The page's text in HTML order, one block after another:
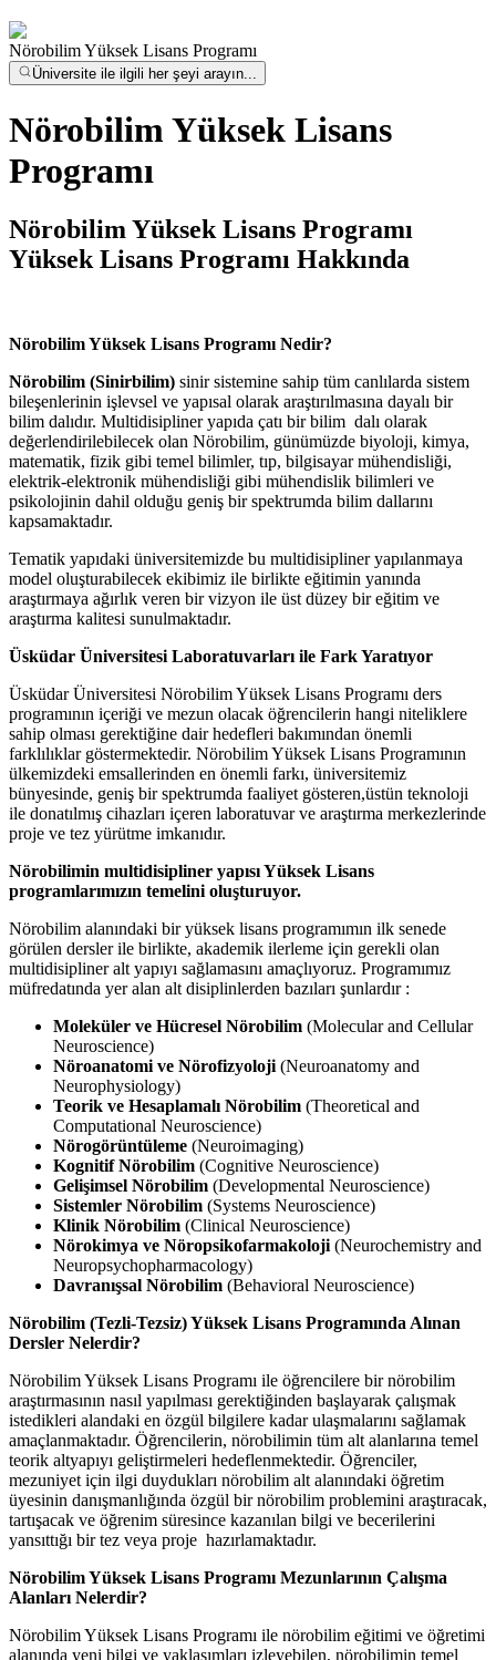
Nörobilim Yüksek Lisans Programı
Üniversite ile ilgili her şeyi arayın...
Nörobilim Yüksek Lisans
Programı
Nörobilim Yüksek Lisans Programı
Yüksek Lisans Programı Hakkında
Nörobilim Yüksek Lisans Programı Nedir?
Nörobilim (Sinirbilim) sinir sistemine sahip tüm canlılarda sistem
bileşenlerinin işlevsel ve yapısal olarak araştırılmasına dayalı bir
bilim dalıdır. Multidisipliner yapıda çatı bir bilim dalı olarak
değerlendirilebilecek olan Nörobilim, günümüzde biyoloji, kimya,
matematik, fizik gibi temel bilimler, tıp, bilgisayar mühendisliği,
elektrik-elektronik mühendisliği gibi mühendislik bilimleri ve
psikolojinin dahil olduğu geniş bir spektrumda bilim dallarını
kapsamaktadır.
Tematik yapıdaki üniversitemizde bu multidisipliner yapılanmaya
model oluşturabilecek ekibimiz ile birlikte eğitimin yanında
araştırmaya ağırlık veren bir vizyon ile üst düzey bir eğitim ve
araştırma kalitesi sunulmaktadır.
Üsküdar Üniversitesi Laboratuvarları ile Fark Yaratıyor
Üsküdar Üniversitesi Nörobilim Yüksek Lisans Programı ders
programının içeriği ve mezun olacak öğrencilerin hangi niteliklere
sahip olması gerektiğine dair hedefleri bakımından önemli
farklılıklar göstermektedir. Nörobilim Yüksek Lisans Programının
ülkemizdeki emsallerinden en önemli farkı, üniversitemiz
bünyesinde, geniş bir spektrumda faaliyet gösteren,üstün teknoloji
ile donatılmış cihazları içeren laboratuvar ve araştırma merkezlerinde
proje ve tez yürütme imkanıdır.
Nörobilimin multidisipliner yapısı Yüksek Lisans
programlarımızın temelini oluşturuyor.
Nörobilim alanındaki bir yüksek lisans programımın ilk senede
görülen dersler ile birlikte, akademik ilerleme için gerekli olan
multidisipliner alt yapıyı sağlamasını amaçlıyoruz. Programımız
müfredatında yer alan alt disiplinlerden bazıları şunlardır :
Moleküler ve Hücresel Nörobilim (Molecular and Cellular
Neuroscience)
Nöroanatomi ve Nörofizyoloji (Neuroanatomy and
Neurophysiology)
Teorik ve Hesaplamalı Nörobilim (Theoretical and
Computational Neuroscience)
Nörogörüntüleme (Neuroimaging)
Kognitif Nörobilim (Cognitive Neuroscience)
Gelişimsel Nörobilim (Developmental Neuroscience)
Sistemler Nörobilim (Systems Neuroscience)
Klinik Nörobilim (Clinical Neuroscience)
Nörokimya ve Nöropsikofarmakoloji (Neurochemistry and
Neuropsychopharmacology)
Davranışsal Nörobilim (Behavioral Neuroscience)
Nörobilim (Tezli-Tezsiz) Yüksek Lisans Programında Alınan
Dersler Nelerdir?
Nörobilim Yüksek Lisans Programı ile öğrencilere bir nörobilim
araştırmasının nasıl yapılması gerektiğinden başlayarak çalışmak
istedikleri alandaki en özgül bilgilere kadar ulaşmalarını sağlamak
amaçlanmaktadır. Öğrencilerin, nörobilimin tüm alt alanlarına temel
teorik altyapıyı geliştirmeleri hedeflenmektedir. Öğrenciler,
mezuniyet için ilgi duydukları nörobilim alt alanındaki öğretim
üyesinin danışmanlığında özgül bir nörobilim problemini araştıracak,
tartışacak ve öğrenim süresince kazanılan bilgi ve becerilerini
yansıttığı bir tez veya proje hazırlamaktadır.
Nörobilim Yüksek Lisans Programı Mezunlarının Çalışma
Alanları Nelerdir?
Nörobilim Yüksek Lisans Programı ile nörobilim eğitimi ve öğretimi
alanında yeni bilgi ve yaklaşımları izleyebilen, nörobilimin temel